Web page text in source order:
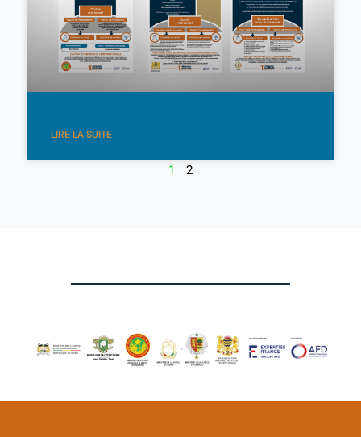
LIRE LA SUITE
1 2